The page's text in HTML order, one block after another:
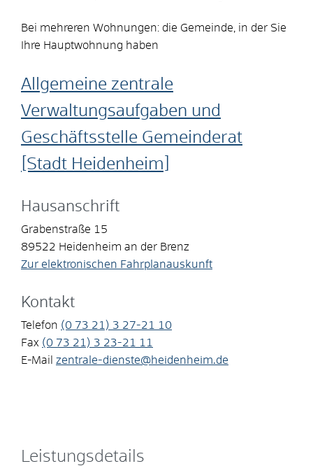
Bei mehreren Wohnungen: die Gemeinde, in der Sie
Ihre Hauptwohnung haben
Allgemeine zentrale
Verwaltungsaufgaben und
Geschäftsstelle Gemeinderat
[Stadt Heidenheim]
Hausanschrift
Grabenstraße 15
89522 Heidenheim an der Brenz
Zur elektronischen Fahrplanauskunft
Kontakt
Telefon (0 73 21) 3 27-21
10
Fax (0 73 21) 3 23-21
11
E-Mail zentrale-dienste@heidenheim.de
Leistungsdetails